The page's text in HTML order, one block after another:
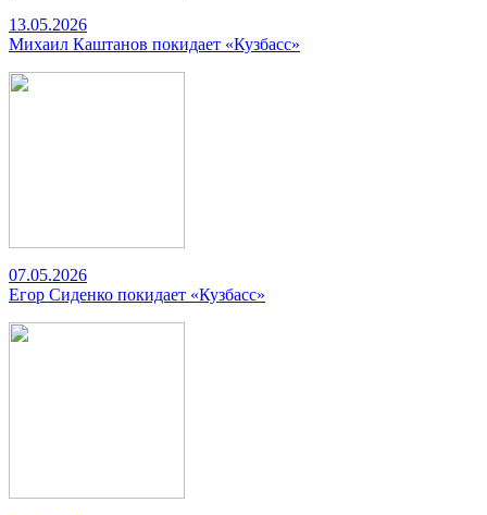
13.05.2026
Михаил Каштанов покидает «Кузбасс»
07.05.2026
Егор Сиденко покидает «Кузбасс»